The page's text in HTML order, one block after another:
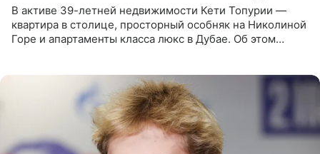
В активе 39-летней недвижимости Кети Топурии —
квартира в столице, просторный особняк на Николиной
Горе и апартаменты класса люкс в Дубае. Об этом